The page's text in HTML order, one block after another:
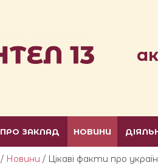
ПРО ЗАКЛАД НОВИНИ
/ Новини / Цікаві факти про